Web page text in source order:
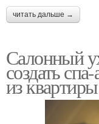
читать дальше →
Салонный
создать
из квартиры